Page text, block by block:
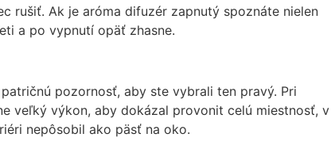
rušiť. Ak je aróma difuzér zapnutý spoznáte nielen
a po vypnutí opäť zhasne.
pozornosť, aby ste vybrali ten pravý. Pri
veľký výkon, aby dokázal provonit celú miestnosť, v
nepôsobil ako päsť na oko.